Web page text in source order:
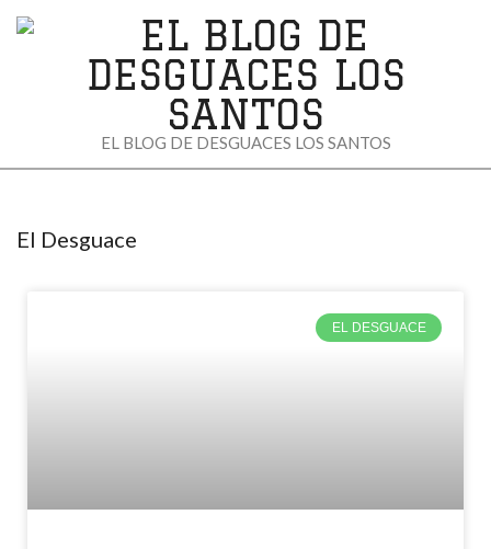
DE
EL BLOG DE DESGUACES LOS SANTOS
El Desguace
EL DESGUACE